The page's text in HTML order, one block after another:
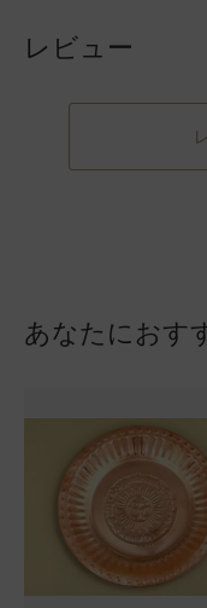
レビュー
あなたにおす